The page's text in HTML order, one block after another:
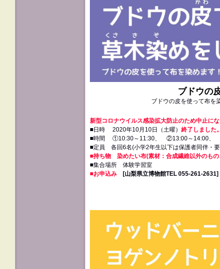
ブドウの
ブドウの皮を使って布を
新型コロナウイルス感染拡大防止のため中止に
■日時 2020年10月10日（土曜） 終了しました
■時間 ①10:30～11:30、 ②13:00～14:00、
■定員 各回6名(小学2年生以下は保護者同伴・
■持ち物 染めたい布(素材：合成繊維以外のも
■集合場所 体験学習室
■お申込み
[山梨県立博物館TEL 055‐261‐2631]